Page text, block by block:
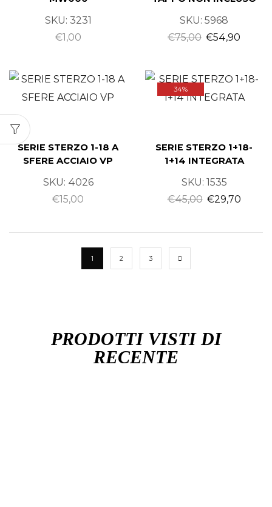
SKU: 3231
€1,00
SKU: 5968
€75,00 €54,90
SERIE STERZO 1-18 A
SFERE ACCIAIO VP
SKU: 4026
€15,00
34%
SERIE STERZO 1+18-
1+14 INTEGRATA
SKU: 1535
€45,00 €29,70
1 2 3
PRODOTTI VISTI DI
RECENTE